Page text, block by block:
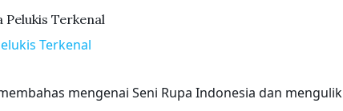
Terkenal
mengenai Seni Rupa Indonesia dan mengulik